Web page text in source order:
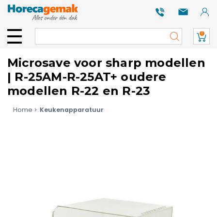
0
Microsave voor sharp modellen
| R-25AM-R-25AT+ oudere
modellen R-22 en R-23
Home Keukenapparatuur